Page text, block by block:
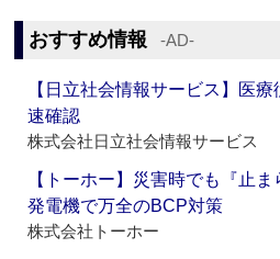
おすすめ情報 ‐AD‐
【日立社会情報サービス】医
速確認
株式会社日立社会情報サービス
【トーホー】災害時でも『止
発電機で万全のBCP対策
株式会社トーホー